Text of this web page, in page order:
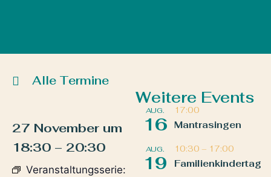
Alle Termine
27 November um
18:30 – 20:30
Veranstaltungsserie:
Weitere Events
AUG.
16
17:00
Mantrasingen
AUG.
19
10:30 – 17:00
Familienkindertag